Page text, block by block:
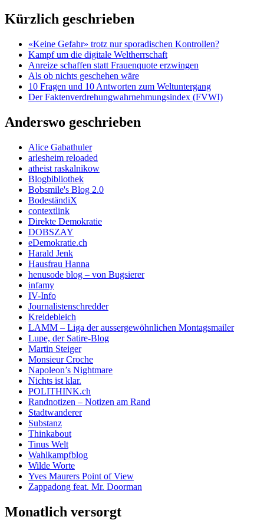
Kürzlich geschrieben
«Keine Gefahr» trotz nur sporadischen Kontrollen?
Kampf um die digitale Weltherrschaft
Anreize schaffen statt Frauenquote erzwingen
Als ob nichts geschehen wäre
10 Fragen und 10 Antworten zum Weltuntergang
Der Faktenverdrehungwahrnehmungsindex (FVWI)
Anderswo geschrieben
Alice Gabathuler
arlesheim reloaded
atheist raskalnikow
Blogbibliothek
Bobsmile's Blog 2.0
BodeständiX
contextlink
Direkte Demokratie
DOBSZAY
eDemokratie.ch
Harald Jenk
Hausfrau Hanna
henusode blog – von Bugsierer
infamy
IV-Info
Journalistenschredder
Kreidebleich
LAMM – Liga der aussergewöhnlichen Montagsmailer
Lupe, der Satire-Blog
Martin Steiger
Monsieur Croche
Napoleon’s Nightmare
Nichts ist klar.
POLITHINK.ch
Randnotizen – Notizen am Rand
Stadtwanderer
Substanz
Thinkabout
Tinus Welt
Wahlkampfblog
Wilde Worte
Yves Maurers Point of View
Zappadong feat. Mr. Doorman
Monatlich versorgt